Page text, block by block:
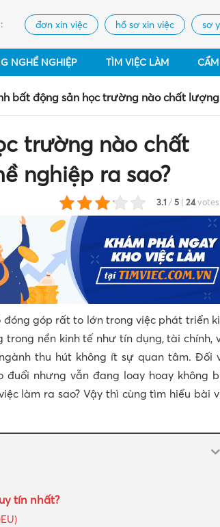
đơn xin việc hồ sơ xin việc sơ
NGHỀ NGHIỆP TÌM VIỆC LÀM
bất động sản học trường nào chất
trường nào chất
nghiệp ra sao?
3.1 / 5 ( 24 votes
đóng góp rất to lớn trong việc phát triển
nền kinh tế như tín dụng, tài chính,
thu hút không ít sự quan tâm. Đối
đuổi nhưng vẫn đang loay hoay không
làm ra sao? Vậy thì cùng tìm hiểu bài
tín nhất?